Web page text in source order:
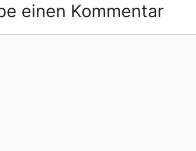
einen Kommentar